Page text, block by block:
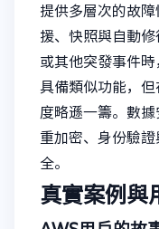
提供多層次的故
援、快照與自動
或其他突發事件
具備類似功能，
度略遜一籌。數
重加密、身份驗
全。
真實案例與